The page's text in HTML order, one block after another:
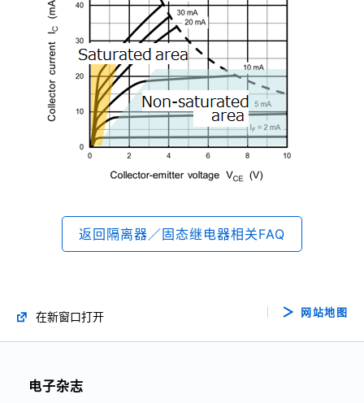
返回隔离器／固态继电器相关FAQ
在新窗口打开 网站地图
电子杂志